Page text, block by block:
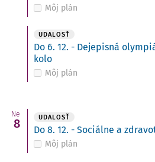
Môj plán
UDALOSŤ
Do 6. 12. - Dejepisná
kolo
Môj plán
Ne
8 UDALOSŤ
Do 8. 12. - Sociálne a
Môj plán